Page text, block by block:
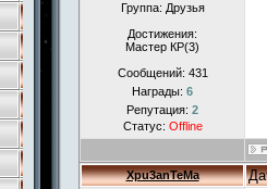
Группа: Друзья
Достижения:
Мастер КР(3)
Сообщений: 431
Награды: 6
Репутация: 2
Статус: Offline
Xpu3anTeMa